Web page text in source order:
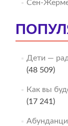
Сен-
Дети —
(48 509)
Как вы
(17 241)